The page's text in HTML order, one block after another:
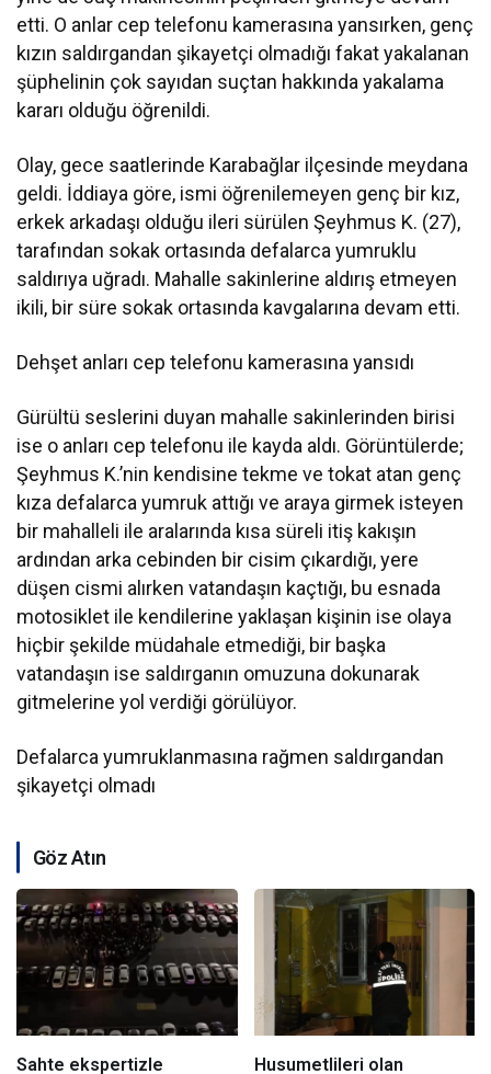
etti. O anlar cep telefonu kamerasına yansırken, genç
kızın saldırgandan şikayetçi olmadığı fakat yakalanan
şüphelinin çok sayıdan suçtan hakkında yakalama
kararı olduğu öğrenildi.
Olay, gece saatlerinde Karabağlar ilçesinde meydana
geldi. İddiaya göre, ismi öğrenilemeyen genç bir kız,
erkek arkadaşı olduğu ileri sürülen Şeyhmus K. (27),
tarafından sokak ortasında defalarca yumruklu
saldırıya uğradı. Mahalle sakinlerine aldırış etmeyen
ikili, bir süre sokak ortasında kavgalarına devam etti.
Dehşet anları cep telefonu kamerasına yansıdı
Gürültü seslerini duyan mahalle sakinlerinden birisi
ise o anları cep telefonu ile kayda aldı. Görüntülerde;
Şeyhmus K.’nin kendisine tekme ve tokat atan genç
kıza defalarca yumruk attığı ve araya girmek isteyen
bir mahalleli ile aralarında kısa süreli itiş kakışın
ardından arka cebinden bir cisim çıkardığı, yere
düşen cismi alırken vatandaşın kaçtığı, bu esnada
motosiklet ile kendilerine yaklaşan kişinin ise olaya
hiçbir şekilde müdahale etmediği, bir başka
vatandaşın ise saldırganın omuzuna dokunarak
gitmelerine yol verdiği görülüyor.
Defalarca yumruklanmasına rağmen saldırgandan
şikayetçi olmadı
Göz Atın
Sahte ekspertizle
Husumetlileri olan